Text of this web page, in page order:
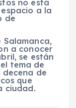
no está
a la
de
Salamanca,
a conocer
se están
tema de
de
que
ciudad.